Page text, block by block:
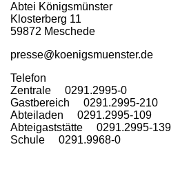
Abtei Königsmünster
Klosterberg 11
59872 Meschede
presse@koenigsmuenster.de
Telefon
Zentrale 0291.2995-0
Gastbereich 0291.2995-210
Abteiladen 0291.2995-109
Abteigaststätte 0291.2995-139
Schule 0291.9968-0